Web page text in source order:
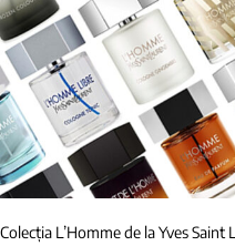
Colecția L’Homme de la Yves